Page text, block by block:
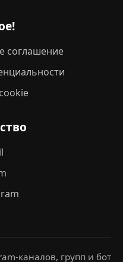
соглашение
каналов, групп и бот